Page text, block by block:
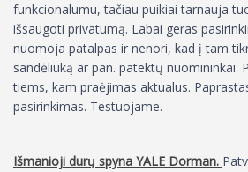
funkcionalumu, tačiau puikiai tarnauja
išsaugoti privatumą. Labai geras
nuomoja patalpas ir nenori, kad į tam
sandėliuką ar pan. patektų nuomininkai.
tiems, kam praėjimas aktualus.
pasirinkimas. Testuojame.
Išmanioji durų spyna YALE Dorman.